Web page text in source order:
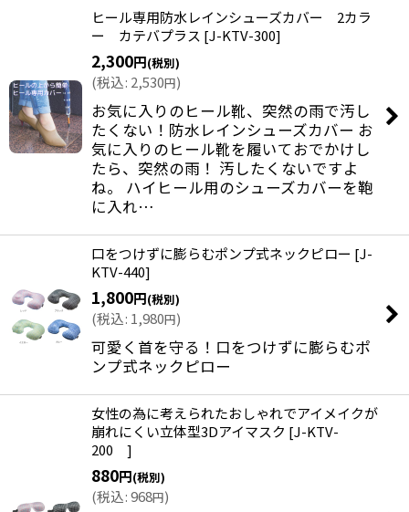
ヒール専用防水レインシューズカバー 2カラ
ー カテバプラス [J-KTV-300]
2,300円(税別)
(税込: 2,530円)
お気に入りのヒール靴、突然の雨で汚し
たくない！防水レインシューズカバー お
気に入りのヒール靴を履いておでかけし
たら、突然の雨！ 汚したくないですよ
ね。 ハイヒール用のシューズカバーを鞄
に入れ…
口をつけずに膨らむポンプ式ネックピロー [J-
KTV-440]
1,800円(税別)
(税込: 1,980円)
可愛く首を守る！口をつけずに膨らむポ
ンプ式ネックピロー
女性の為に考えられたおしゃれでアイメイクが
崩れにくい立体型3Dアイマスク [J-KTV-
200 ]
880円(税別)
(税込:968円)